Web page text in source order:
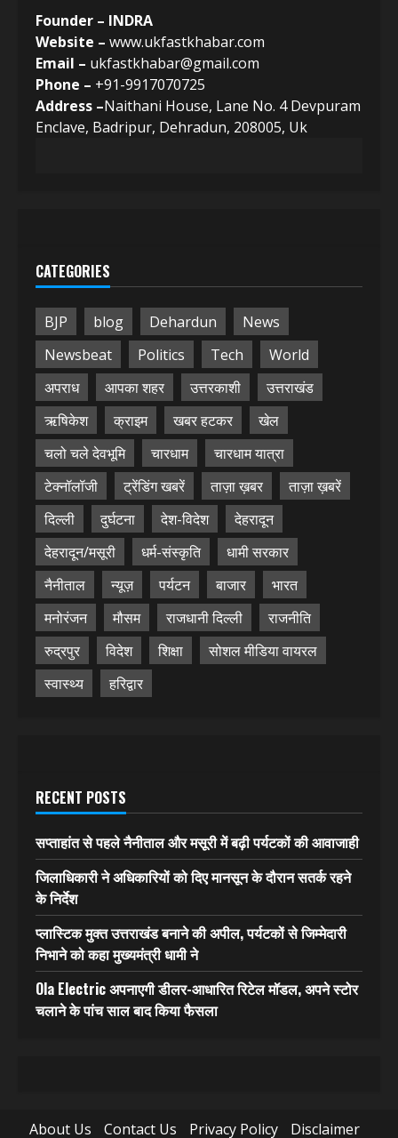
Founder – INDRA
Website – www.ukfastkhabar.com
Email – ukfastkhabar@gmail.com
Phone – +91-9917070725
Address –Naithani House, Lane No. 4 Devpuram
Enclave, Badripur, Dehradun, 208005, Uk
CATEGORIES
BJP blog Dehardun
News
Newsbeat
Politics Tech
World
अपराध
आपका शहर उत्तरकाशी
उत्तराखंड
ऋषिकेश
क्राइम खबर हटकर
खेल
चलो चले देवभूमि
चारधाम
चारधाम यात्रा
टेक्नॉलॉजी
ट्रेंडिंग खबरें ताज़ा ख़बर
ताज़ा ख़बरें
दिल्ली
दुर्घटना देश-विदेश
देहरादून
देहरादून/मसूरी
धर्म-संस्कृति
धामी सरकार
नैनीताल
न्यूज़ पर्यटन बाजार
भारत
मनोरंजन
मौसम राजधानी दिल्ली
राजनीति
रुद्रपुर
विदेश शिक्षा
सोशल मीडिया वायरल
स्वास्थ्य
हरिद्वार
RECENT POSTS
सप्ताहांत से पहले नैनीताल और मसूरी में बढ़ी पर्यटकों की आवाजाही
जिलाधिकारी ने अधिकारियों को दिए मानसून के दौरान सतर्क रहने
के निर्देश
प्लास्टिक मुक्त उत्तराखंड बनाने की अपील, पर्यटकों से जिम्मेदारी
निभाने को कहा मुख्यमंत्री धामी ने
Ola Electric अपनाएगी डीलर-आधारित रिटेल मॉडल, अपने स्टोर
चलाने के पांच साल बाद किया फैसला
About Us Contact Us Privacy Policy Disclaimer